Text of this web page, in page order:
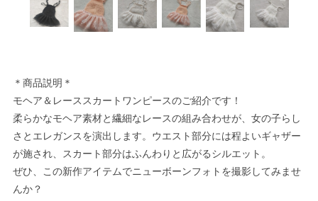
＊商品説明＊
モヘア＆レーススカートワンピースのご紹介です！
柔らかなモヘア素材と繊細なレースの組み合わせが、女の子らし
さとエレガンスを演出します。ウエスト部分には程よいギャザー
が施され、スカート部分はふんわりと広がるシルエット。
ぜひ、この新作アイテムでニューボーンフォトを撮影してみませ
んか？